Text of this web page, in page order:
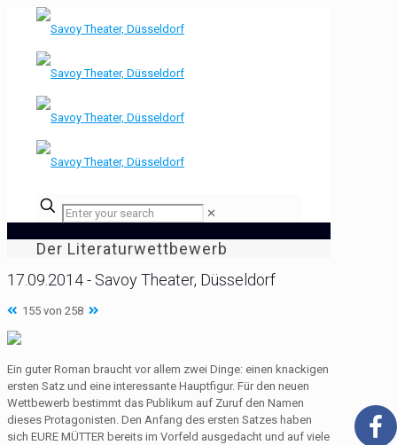
✕
Der Literaturwettbewerb
17.09.2014 - Savoy Theater, Düsseldorf
155 von 258
Ein guter Roman braucht vor allem zwei Dinge: einen knackigen
ersten Satz und eine interessante Hauptfigur. Für den neuen
Wettbewerb bestimmt das Publikum auf Zuruf den Namen
dieses Protagonisten. Den Anfang des ersten Satzes haben
sich EURE MÜTTER bereits im Vorfeld ausgedacht und auf viele